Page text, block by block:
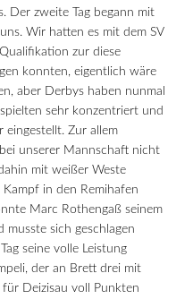
Der zweite Tag begann mit
Wir hatten es mit dem SV
zur diese
konnten, eigentlich wäre
aber Derbys haben nunmal
sehr konzentriert und
eingestellt. Zur allem
unserer Mannschaft nicht
mit weißer Weste
in den Remihafen
Marc Rothengaß seinem
musste sich geschlagen
seine volle Leistung
der an Brett drei mit
Deizisau voll Punkten